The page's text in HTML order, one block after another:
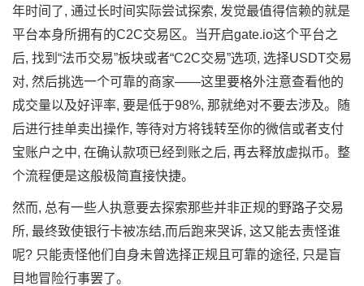
年时间了, 通过长时间实际尝试探索, 发觉最值得信赖的就是
平台本身所拥有的C2C交易区。当开启gate.io这个平台之
后, 找到“法币交易”板块或者“C2C交易”选项, 选择USDT交易
对, 然后挑选一个可靠的商家——这里要格外注意查看他的
成交量以及好评率, 要是低于98%, 那就绝对不要去涉及。随
后进行挂单卖出操作, 等待对方将钱转至你的微信或者支付
宝账户之中, 在确认款项已经到账之后, 再去释放虚拟币。整
个流程便是这般极简直接快捷。
然而, 总有一些人执意要去探索那些并非正规的野路子交易
所, 最终致使银行卡被冻结,而后跑来哭诉, 这又能去责怪谁
呢? 只能责怪他们自身未曾选择正规且可靠的途径, 只是盲
目地冒险行事罢了。